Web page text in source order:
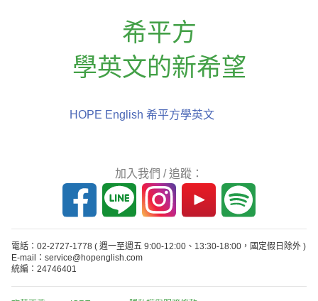
希平方
學英文的新希望
HOPE English 希平方學英文
加入我們 / 追蹤：
電話：02-2727-1778 ( 週一至週五 9:00-12:00、13:30-18:00，國定假日除外 )
E-mail：service@hopenglish.com
統編：24746401